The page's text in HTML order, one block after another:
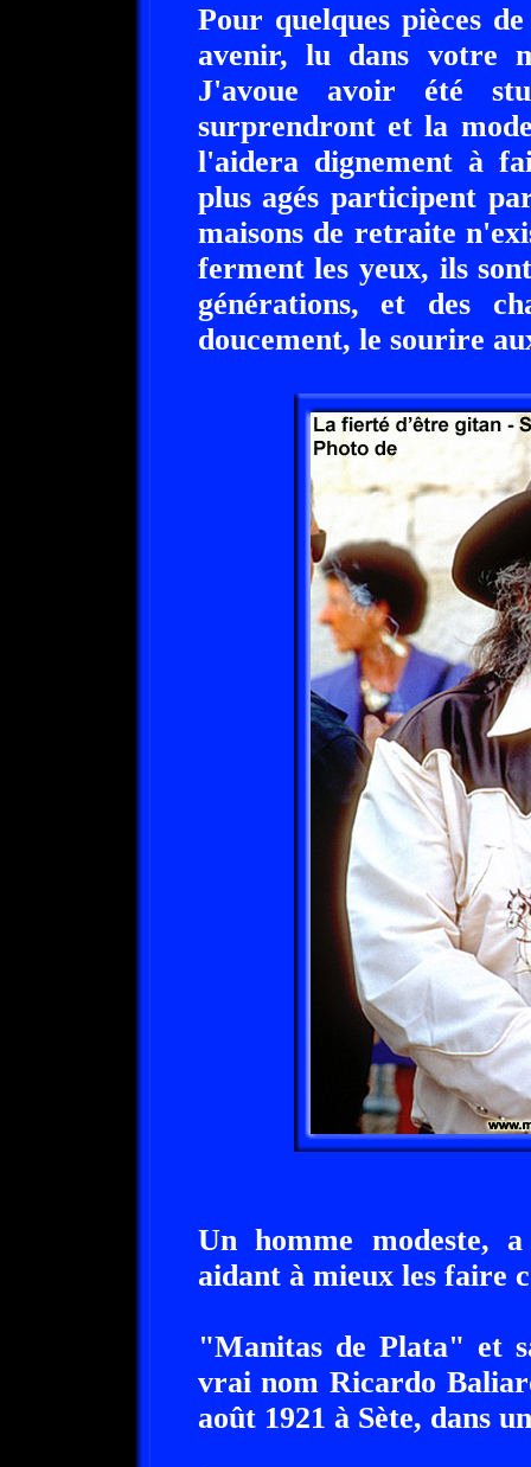
Pour quelques pièces
avenir, lu dans votre
J'avoue avoir été
surprendront et la
l'aidera dignement à
plus agés participent
maisons de retraite
ferment les yeux, ils
générations, et des
doucement, le sourire
Un homme modeste,
aidant à mieux les faire
"Manitas de Plata" et
vrai nom Ricardo
août 1921 à Sète, dans